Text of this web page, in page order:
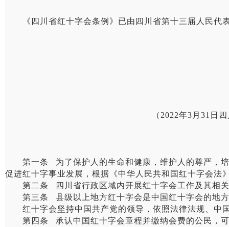
《四川省红十字会条例》已由四川省第十三届人民代表
（2022年3月31日
第一条 为了保护人的生命和健康，维护人的尊严，培
促进红十字事业发展，根据《中华人民共和国红十字会法
第二条 四川省行政区域内开展红十字会工作及其相关
第三条 县级以上地方红十字会是中国红十字会的地方
红十字会坚持中国共产党的领导，依照法律法规、中
第四条 承认中国红十字会章程并缴纳会费的公民，可